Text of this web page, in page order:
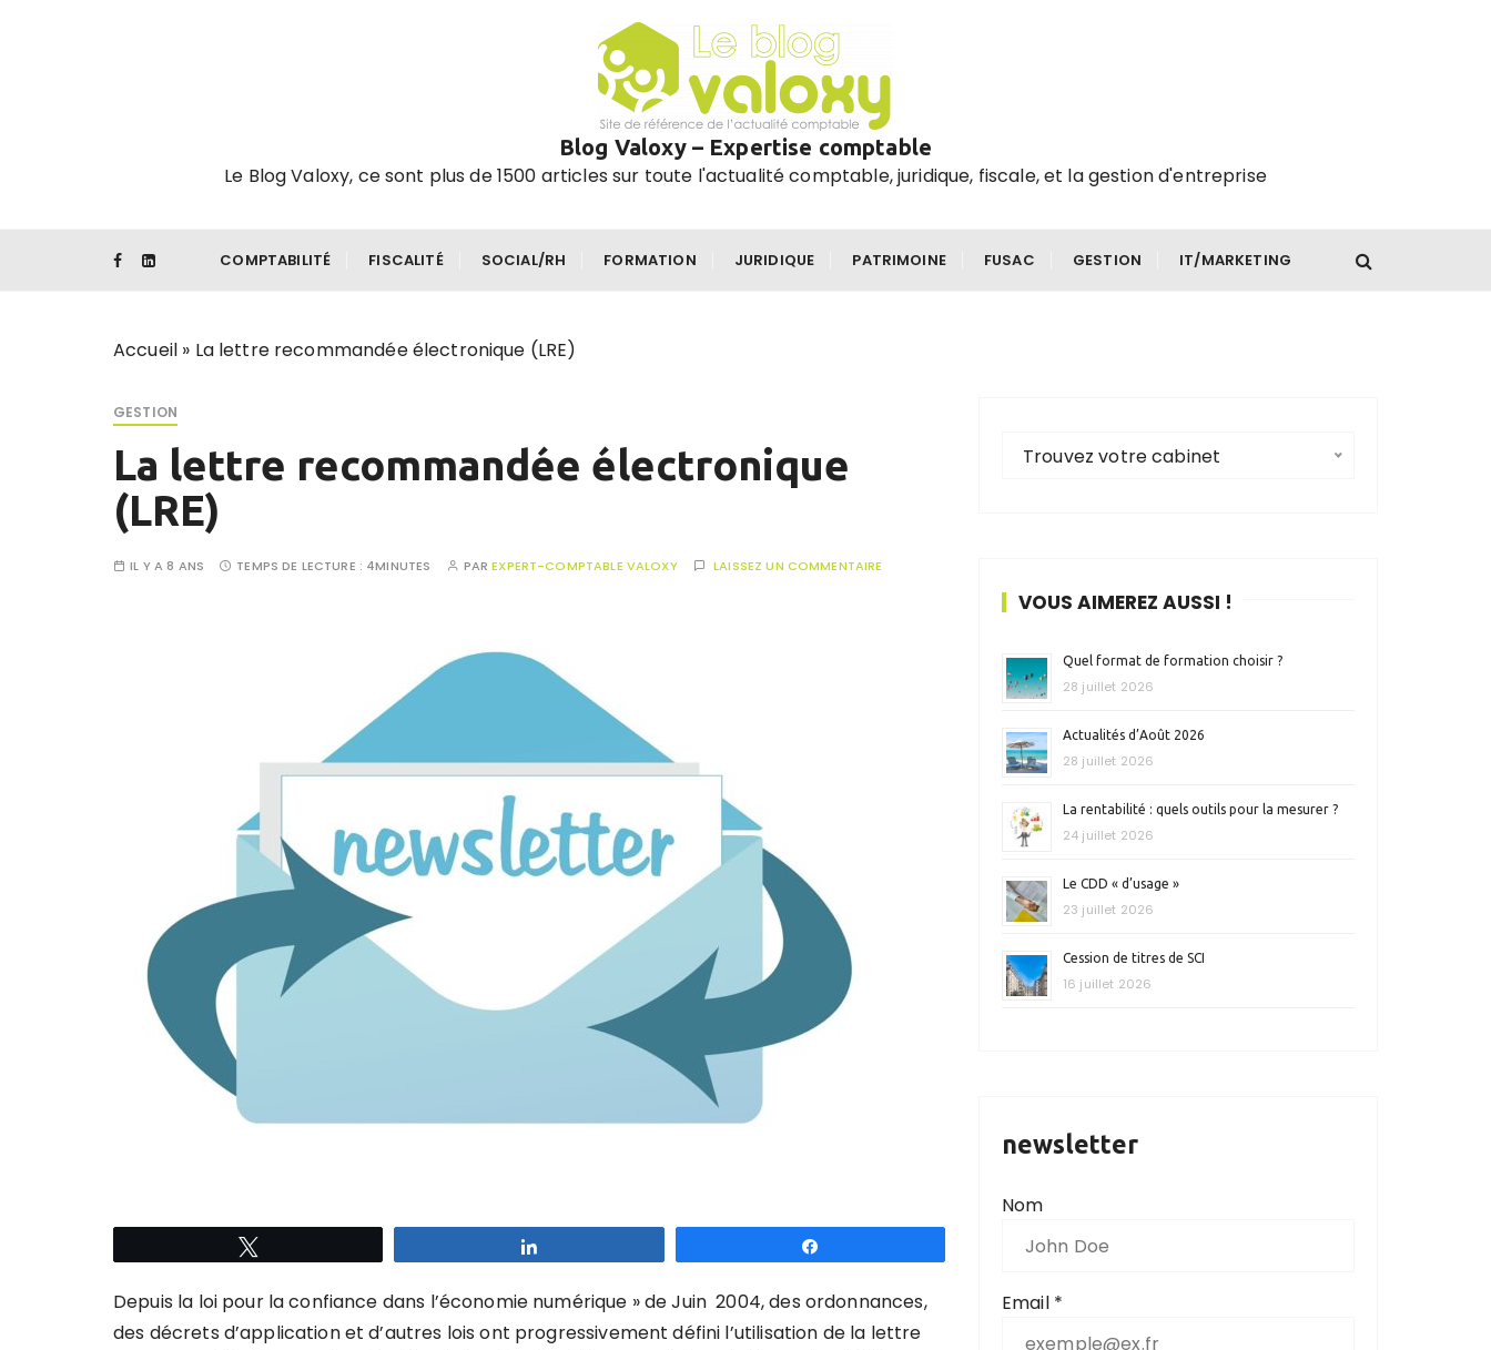
Blog Valoxy – Expertise comptable
Le Blog Valoxy, ce sont plus de 1500 articles sur toute l'actualité comptable, juridique, fiscale, et la gestion d'entreprise
COMPTABILITÉ FISCALITÉ SOCIAL/RH FORMATION JURIDIQUE PATRIMOINE FUSAC GESTION IT/MARKETING
Accueil » La lettre recommandée électronique (LRE)
GESTION
La lettre recommandée électronique
(LRE)
IL Y A 8 ANS TEMPS DE LECTURE : 4MINUTES PAREXPERT-COMPTABLE VALOXY LAISSEZ UN COMMENTAIRE
Depuis la loi pour la confiance dans l’économie numérique » de Juin 2004, des ordonnances,
des décrets d’application et d’autres lois ont progressivement défini l’utilisation de la lettre
Trouvez votre cabinet
VOUS AIMEREZ AUSSI !
Quel format de formation choisir ?
28 juillet 2026
Actualités d’Août 2026
28 juillet 2026
La rentabilité : quels outils pour la mesurer ?
24 juillet 2026
Le CDD « d’usage »
23 juillet 2026
Cession de titres de SCI
16 juillet 2026
newsletter
Nom
Email *